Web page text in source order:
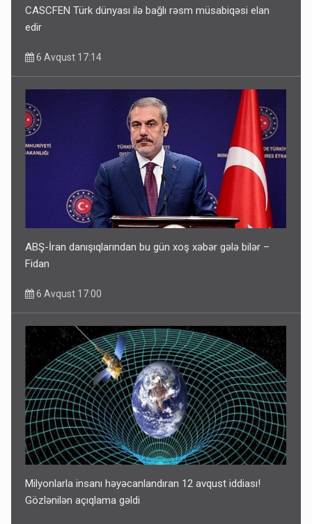
CASCFEN Türk dünyası ilə bağlı rəsm müsabiqəsi elan
edir
6 Avqust 17:14
ABŞ-İran danışıqlarından bu gün xoş xəbər gələ bilər –
Fidan
6 Avqust 17:00
Milyonlarla insanı həyəcanlandıran 12 avqust iddiası!
Gözlənilən açıqlama gəldi